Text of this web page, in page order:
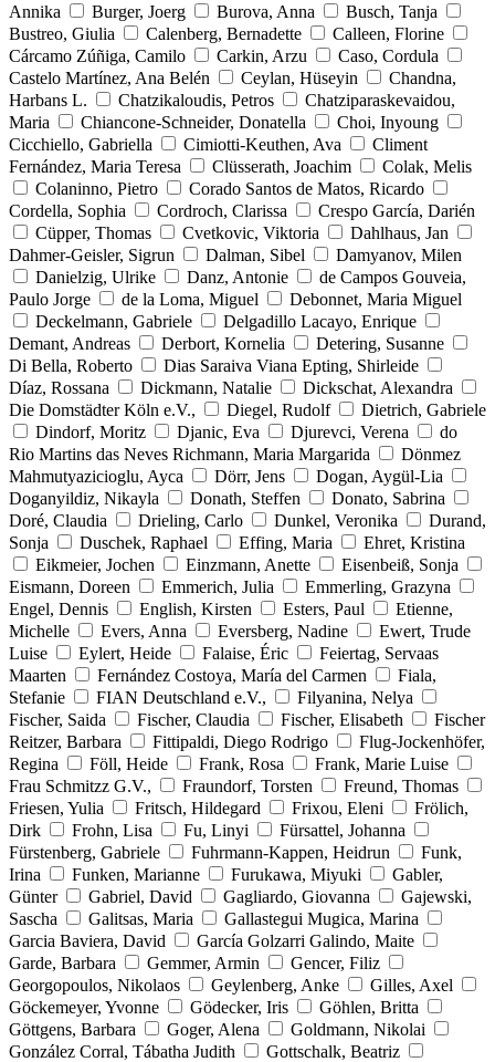
Annika
Burger, Joerg Burova, Anna
Busch, Tanja
Bustreo, Giulia
Calenberg, Bernadette
Calleen, Florine
Cárcamo Zúñiga, Camilo
Carkin, Arzu
Caso, Cordula
Castelo Martínez, Ana Belén
Ceylan, Hüseyin
Chandna,
Harbans L.
Chatzikaloudis, Petros
Chatziparaskevaidou,
Maria
Chiancone-Schneider, Donatella
Choi, Inyoung
Cicchiello, Gabriella
Cimiotti-Keuthen, Ava
Climent
Fernández, Maria Teresa
Clüsserath, Joachim
Colak, Melis
Colaninno, Pietro
Corado Santos de Matos, Ricardo
Cordella, Sophia
Cordroch, Clarissa
Crespo García, Darién
Cüpper, Thomas
Cvetkovic, Viktoria
Dahlhaus, Jan
Dahmer-Geisler, Sigrun
Dalman, Sibel
Damyanov, Milen
Danielzig, Ulrike
Danz, Antonie
de Campos Gouveia,
Paulo Jorge
de la Loma, Miguel
Debonnet, Maria Miguel
Deckelmann, Gabriele
Delgadillo Lacayo, Enrique
Demant, Andreas
Derbort, Kornelia
Detering, Susanne
Di Bella, Roberto
Dias Saraiva Viana Epting, Shirleide
Díaz, Rossana
Dickmann, Natalie
Dickschat, Alexandra
Die Domstädter Köln e.V.,
Diegel, Rudolf
Dietrich, Gabriele
Dindorf, Moritz
Djanic, Eva Djurevci, Verena
do
Rio Martins das Neves Richmann, Maria Margarida
Dönmez
Mahmutyazicioglu, Ayca
Dörr, Jens
Dogan, Aygül-Lia
Doganyildiz, Nikayla
Donath, Steffen
Donato, Sabrina
Doré, Claudia
Drieling, Carlo Dunkel, Veronika
Durand,
Sonja
Duschek, Raphael Effing, Maria
Ehret, Kristina
Eikmeier, Jochen
Einzmann, Anette
Eisenbeiß, Sonja
Eismann, Doreen
Emmerich, Julia
Emmerling, Grazyna
Engel, Dennis
English, Kirsten Esters, Paul
Etienne,
Michelle
Evers, Anna Eversberg, Nadine
Ewert, Trude
Luise
Eylert, Heide Falaise, Éric
Feiertag, Servaas
Maarten
Fernández Costoya, María del Carmen
Fiala,
Stefanie
FIAN Deutschland e.V.,
Filyanina, Nelya
Fischer, Saida
Fischer, Claudia Fischer, Elisabeth
Fischer
Reitzer, Barbara
Fittipaldi, Diego Rodrigo
Flug-Jockenhöfer,
Regina
Föll, Heide Frank, Rosa
Frank, Marie Luise
Frau Schmitzz G.V.,
Fraundorf, Torsten
Freund, Thomas
Friesen, Yulia
Fritsch, Hildegard Frixou, Eleni
Frölich,
Dirk
Frohn, Lisa Fu, Linyi
Fürsattel, Johanna
Fürstenberg, Gabriele
Fuhrmann-Kappen, Heidrun
Funk,
Irina
Funken, Marianne Furukawa, Miyuki
Gabler,
Günter
Gabriel, David Gagliardo, Giovanna
Gajewski,
Sascha
Galitsas, Maria
Gallastegui Mugica, Marina
Garcia Baviera, David
García Golzarri Galindo, Maite
Garde, Barbara
Gemmer, Armin
Gencer, Filiz
Georgopoulos, Nikolaos
Geylenberg, Anke
Gilles, Axel
Göckemeyer, Yvonne
Gödecker, Iris
Göhlen, Britta
Göttgens, Barbara
Goger, Alena
Goldmann, Nikolai
González Corral, Tábatha Judith
Gottschalk, Beatriz